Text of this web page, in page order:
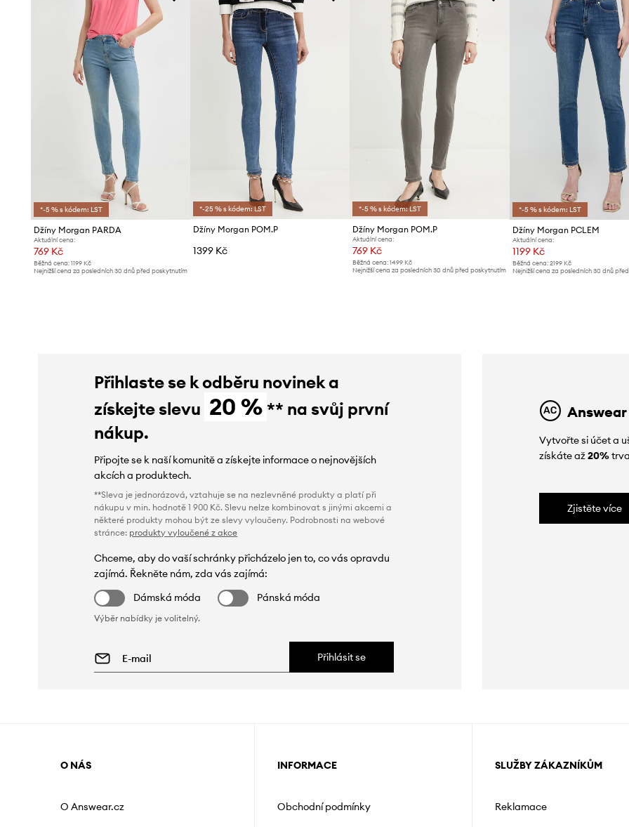
*-5 % s kódem: LST
Džíny Morgan PARDA
Aktuální cena:
769 Kč
Běžná cena: 1199 Kč
Nejnižší cena za posledních 30 dnů před poskytnutím
*-25 % s kódem: LST
Džíny Morgan POM.P
1399 Kč
*-5 % s kódem: LST
Džíny Morgan POM.P
Aktuální cena:
769 Kč
Běžná cena: 1499 Kč
Nejnižší cena za posledních 30 dnů před poskytnutím
*-5 % s kódem: LST
Džíny Morgan PCLEM
Aktuální cena:
1199 Kč
Běžná cena: 2199 Kč
Nejnižší cena za posledních 30 dnů
Přihlaste se k odběru novinek a
získejte slevu 20 % ** na svůj první
nákup.
Připojte se k naší komunitě a získejte informace o nejnovějších
akcích a produktech.
**Sleva je jednorázová, vztahuje se na nezlevněné produkty a platí při
nákupu v min. hodnotě 1 900 Kč. Slevu nelze kombinovat s jinými akcemi a
některé produkty mohou být ze slevy vyloučeny. Podrobnosti na webové
stránce: produkty vyloučené z akce
Chceme, aby do vaší schránky přicházelo jen to, co vás opravdu
zajímá. Řekněte nám, zda vás zajímá:
Dámská móda
Pánská móda
Výběr nabídky je volitelný.
Přihlásit se
Vytvořte si účet a
získáte až20%
Zjistěte více
O NÁS
O Answear.cz
INFORMACE
Obchodní podmínky
SLUŽBY ZÁKAZNÍKŮM
Reklamace